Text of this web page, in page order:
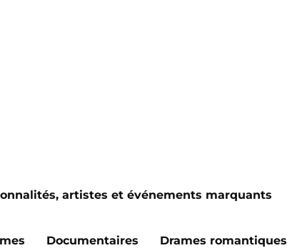
artistes et événements marquants
Documentaires Drames romantiques